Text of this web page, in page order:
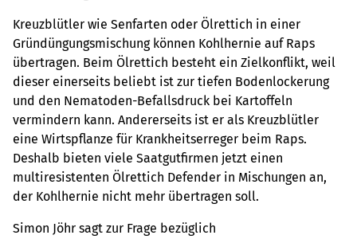
Kreuzblütler wie Senfarten oder Ölrettich in einer
Gründüngungsmischung können Kohlhernie auf Raps
übertragen. Beim Ölrettich besteht ein Zielkonflikt, weil
dieser einerseits beliebt ist zur tiefen Bodenlockerung
und den Nematoden-Befallsdruck bei Kartoffeln
vermindern kann. Andererseits ist er als Kreuzblütler
eine Wirtspflanze für Krankheitserreger beim Raps.
Deshalb bieten viele Saatgutfirmen jetzt einen
multiresistenten Ölrettich Defender in Mischungen an,
der Kohlhernie nicht mehr übertragen soll.
Simon Jöhr sagt zur Frage bezüglich